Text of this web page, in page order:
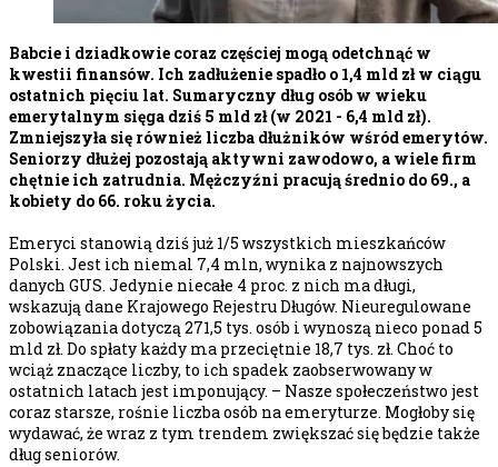
Babcie i dziadkowie coraz częściej mogą odetchnąć w
kwestii finansów. Ich zadłużenie spadło o 1,4 mld zł w ciągu
ostatnich pięciu lat. Sumaryczny dług osób w wieku
emerytalnym sięga dziś 5 mld zł (w 2021 - 6,4 mld zł).
Zmniejszyła się również liczba dłużników wśród emerytów.
Seniorzy dłużej pozostają aktywni zawodowo, a wiele firm
chętnie ich zatrudnia. Mężczyźni pracują średnio do 69., a
kobiety do 66. roku życia.
Emeryci stanowią dziś już 1/5 wszystkich mieszkańców
Polski. Jest ich niemal 7,4 mln, wynika z najnowszych
danych GUS. Jedynie niecałe 4 proc. z nich ma długi,
wskazują dane Krajowego Rejestru Długów. Nieuregulowane
zobowiązania dotyczą 271,5 tys. osób i wynoszą nieco ponad 5
mld zł. Do spłaty każdy ma przeciętnie 18,7 tys. zł. Choć to
wciąż znaczące liczby, to ich spadek zaobserwowany w
ostatnich latach jest imponujący. – Nasze społeczeństwo jest
coraz starsze, rośnie liczba osób na emeryturze. Mogłoby się
wydawać, że wraz z tym trendem zwiększać się będzie także
dług seniorów.